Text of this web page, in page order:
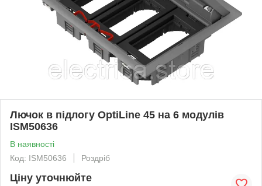
Лючок в підлогу OptiLine 45 на 6 модулів
ISM50636
В наявності
Код: ISM50636
Роздріб
Ціну уточнюйте